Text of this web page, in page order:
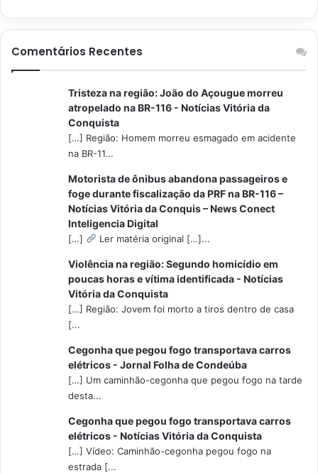
Comentários Recentes
Tristeza na região: João do Açougue morreu
atropelado na BR-116 - Notícias Vitória da
Conquista
[…] Região: Homem morreu esmagado em acidente
na BR-11...
Motorista de ônibus abandona passageiros e
foge durante fiscalização da PRF na BR-116 –
Notícias Vitória da Conquis – News Conect
Inteligencia Digital
[…] Ler matéria original […]...
Violência na região: Segundo homicídio em
poucas horas e vítima identificada - Notícias
Vitória da Conquista
[…] Região: Jovem foi morto a tiros dentro de casa
[...
Cegonha que pegou fogo transportava carros
elétricos - Jornal Folha de Condeúba
[…] Um caminhão-cegonha que pegou fogo na tarde
desta...
Cegonha que pegou fogo transportava carros
elétricos - Notícias Vitória da Conquista
[…] Vídeo: Caminhão-cegonha pegou fogo na
estrada [...